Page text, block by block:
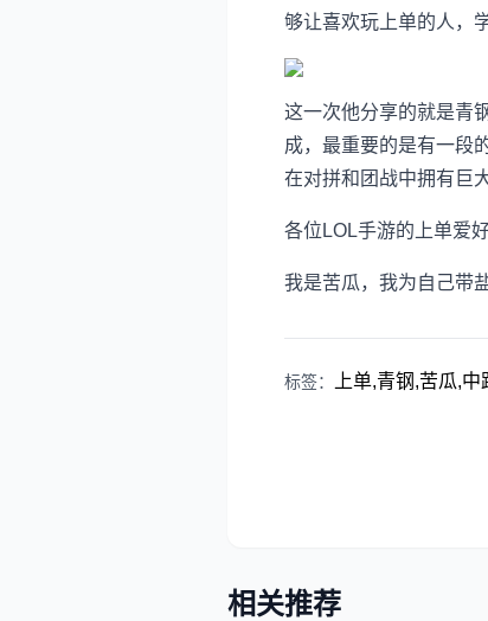
够让喜欢玩上单的人，
这一次他分享的就是青
成，最重要的是有一段
在对拼和团战中拥有巨
各位LOL手游的上单爱
我是苦瓜，我为自己带
标签： 上单,青钢,苦瓜,
相关推荐